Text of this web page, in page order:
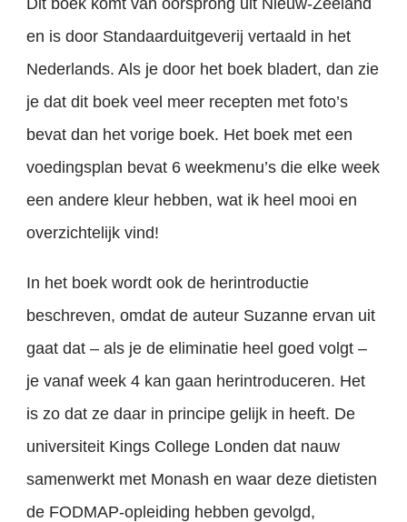
en is door Standaarduitgeverij vertaald in het
Nederlands. Als je door het boek bladert, dan zie
je dat dit boek veel meer recepten met foto’s
bevat dan het vorige boek. Het boek met een
voedingsplan bevat 6 weekmenu’s die elke week
een andere kleur hebben, wat ik heel mooi en
overzichtelijk vind!
In het boek wordt ook de herintroductie
beschreven, omdat de auteur Suzanne ervan uit
gaat dat – als je de eliminatie heel goed volgt –
je vanaf week 4 kan gaan herintroduceren. Het
is zo dat ze daar in principe gelijk in heeft. De
universiteit Kings College Londen dat nauw
samenwerkt met Monash en waar deze dietisten
de FODMAP-opleiding hebben gevolgd,